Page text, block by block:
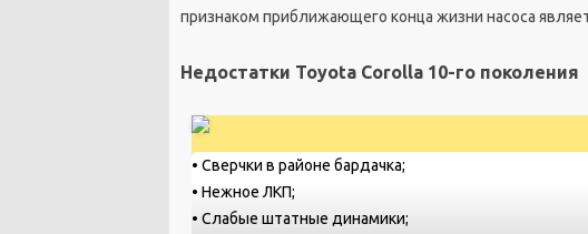
признаком приближающего конца жизни насоса
Недостатки Toyota Corolla 10-го поколения
• Сверчки в районе бардачка;
• Нежное ЛКП;
• Слабые штатные динамики;